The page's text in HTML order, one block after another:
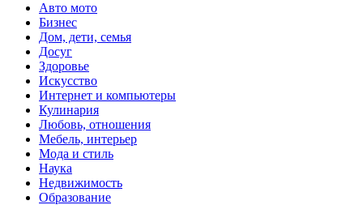
Авто мото
Бизнес
Дом, дети, семья
Досуг
Здоровье
Искусство
Интернет и компьютеры
Кулинария
Любовь, отношения
Мебель, интерьер
Мода и стиль
Наука
Недвижимость
Образование